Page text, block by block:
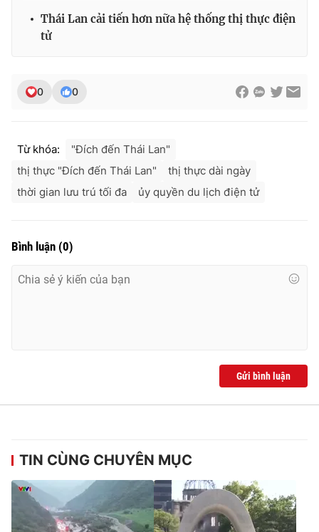
Thái Lan cải tiến hơn nữa hệ thống thị thực điện
tử
0 0
Từ khóa:
"Đích đến Thái Lan"
thị thực "Đích đến Thái Lan"
thị thực dài ngày
thời gian lưu trú tối đa
ủy quyền du lịch điện tử
Bình luận (0)
Gửi bình luận
TIN CÙNG CHUYÊN MỤC